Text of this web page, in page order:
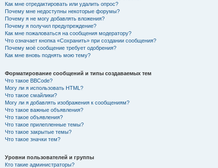
Как мне отредактировать или удалить опрос?
Почему мне недоступны некоторые форумы?
Почему я не могу добавлять вложения?
Почему я получил предупреждение?
Как мне пожаловаться на сообщения модератору?
Что означает кнопка «Сохранить» при создании сообщения?
Почему моё сообщение требует одобрения?
Как мне вновь поднять мою тему?
Форматирование сообщений и типы создаваемых тем
Что такое BBCode?
Могу ли я использовать HTML?
Что такое смайлики?
Могу ли я добавлять изображения к сообщениям?
Что такое важные объявления?
Что такое объявления?
Что такое прилепленные темы?
Что такое закрытые темы?
Что такое значки тем?
Уровни пользователей и группы
Кто такие администраторы?